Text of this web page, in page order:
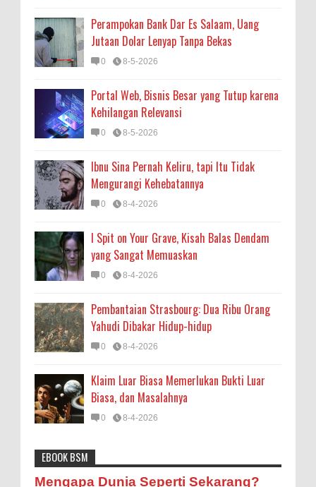
Perampokan Bank Dar Es Salaam, Uang
Jutaan Dolar Lenyap Tanpa Bekas
0 8-5-2026
Portal Web, Bisnis Besar yang Tutup karena
Kehilangan Relevansi
0 8-5-2026
Ibnu Sina Pernah Keliru, tapi Itu Tidak
Mengurangi Kehebatannya
0 8-4-2026
I Spit on Your Grave, Kisah Balas Dendam
yang Sangat Memuaskan
0 8-4-2026
Pembantaian Strasbourg: Dua Ribu Orang
Yahudi Dibakar Hidup-hidup
0 8-4-2026
Klaim Luar Biasa Memerlukan Bukti Luar
Biasa, dan Masalahnya
0 8-4-2026
Astronomi Biologi Budaya Buku
Bumi
Mengapa Negara Miskin Tidak Mencetak
EBOOK BSM
Mengapa Dunia Seperti Sekarang?